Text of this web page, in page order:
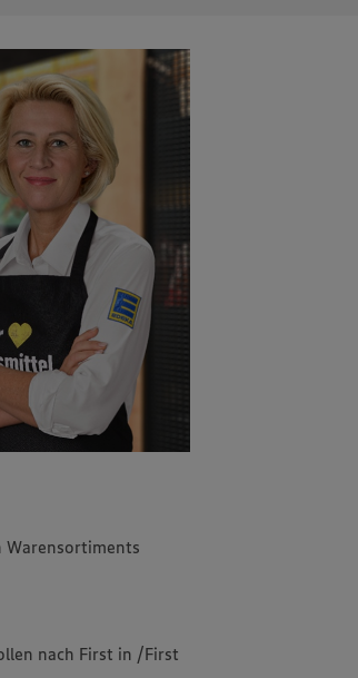
nach First in /First